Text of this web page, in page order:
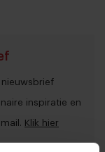
nieuwsbrief
inspiratie en
Klik hier